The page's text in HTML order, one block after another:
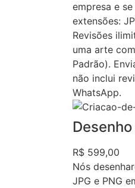
empresa e
extensões:
Revisões
uma arte
Padrão).
não inclui
WhatsApp.
R$ 599,00
Nós
JPG e PNG